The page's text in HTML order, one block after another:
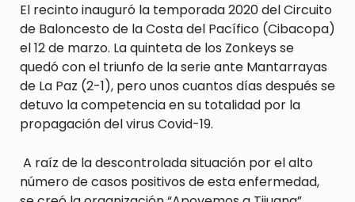
El recinto inauguró la temporada 2020 del Circuito
de Baloncesto de la Costa del Pacífico (Cibacopa)
el 12 de marzo. La quinteta de los Zonkeys se
quedó con el triunfo de la serie ante Mantarrayas
de La Paz (2-1), pero unos cuantos días después se
detuvo la competencia en su totalidad por la
propagación del virus Covid-19.
A raíz de la descontrolada situación por el alto
número de casos positivos de esta enfermedad,